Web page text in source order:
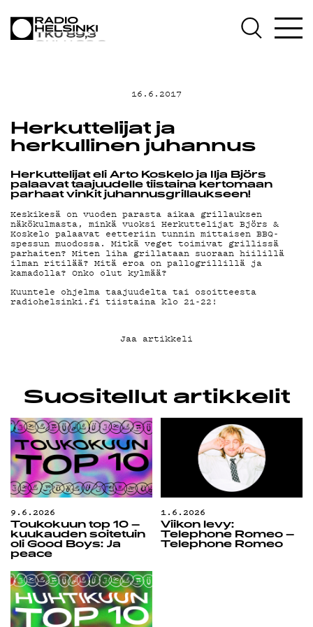
AJANKOHTAISTA
OHJELMAT
TEKIJÄT
ON-DEMAND
PODCAST
MAINOSTA
YHTEYSTIEDOT
G LIVELAB
YSTÄVÄKLUBI
TIETOSUOJA
KIRJAUDU SISÄÄN
16.6.2017
Herkuttelijat ja
herkullinen juhannus
Herkuttelijat eli Arto Koskelo ja Ilja Björs
palaavat taajuudelle tiistaina kertomaan
parhaat vinkit juhannusgrillaukseen!
Keskikesä on vuoden parasta aikaa grillauksen
näkökulmasta, minkä vuoksi Herkuttelijat Björs &
Koskelo palaavat eetteriin tunnin mittaisen BBQ-
spessun muodossa. Mitkä veget toimivat grillissä
parhaiten? Miten liha grillataan suoraan hiilillä
ilman ritilää? Mitä eroa on pallogrillillä ja
kamadolla? Onko olut kylmää?
Kuuntele ohjelma taajuudelta tai osoitteesta
radiohelsinki.fi tiistaina klo 21-22!
Jaa artikkeli
Suositellut artikkelit
9.6.2026
Toukokuun top 10 –
kuukauden soitetuin
oli Good Boys: Ja
peace
1.6.2026
Viikon levy:
Telephone Romeo –
Telephone Romeo